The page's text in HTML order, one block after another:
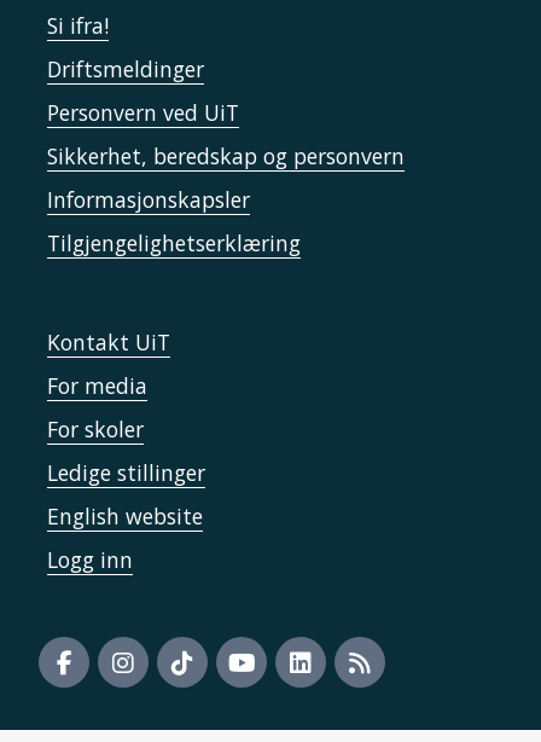
Si ifra!
Driftsmeldinger
Personvern ved UiT
Sikkerhet, beredskap og personvern
Informasjonskapsler
Tilgjengelighetserklæring
Kontakt UiT
For media
For skoler
Ledige stillinger
English website
Logg inn